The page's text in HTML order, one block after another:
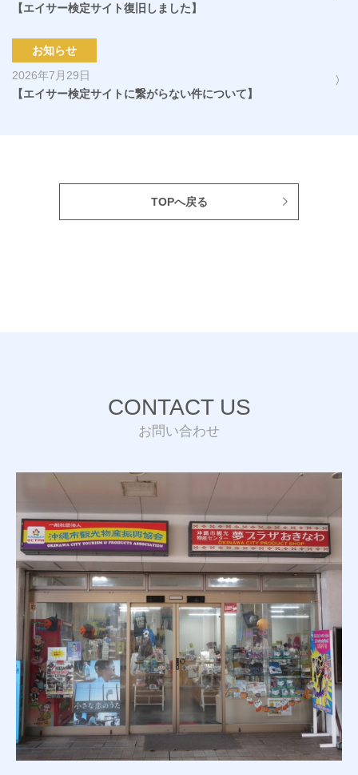
【エイサー検定サイト復旧しました】
お知らせ
2026年7月29日
【エイサー検定サイトに繋がらない件について】
TOPへ戻る
CONTACT US
お問い合わせ